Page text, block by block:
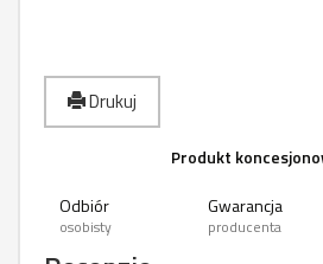
Drukuj
Produkt
Odbiór
osobisty
Gwarancja
producenta